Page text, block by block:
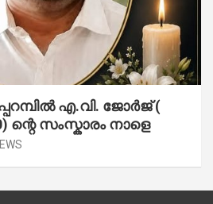
എ.​വി. ജോ​ർ​ജ് (
സംസ്കാരം നാളെ